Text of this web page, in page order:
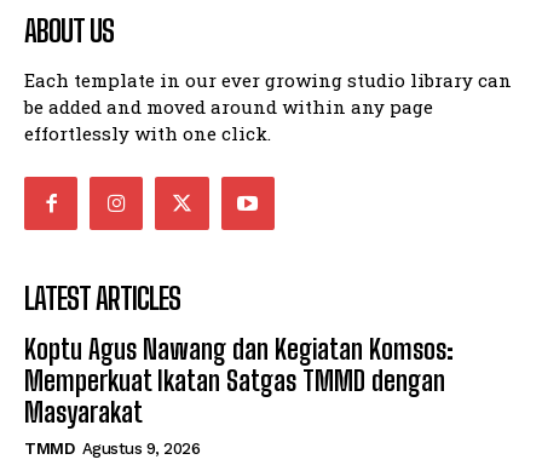
ABOUT US
Each template in our ever growing studio library can
be added and moved around within any page
effortlessly with one click.
LATEST ARTICLES
Koptu Agus Nawang dan Kegiatan Komsos:
Memperkuat Ikatan Satgas TMMD dengan
Masyarakat
TMMD Agustus 9, 2026